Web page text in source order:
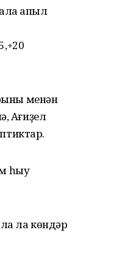
ҡапыл
менән
Ағиҙел
һыу
ла көндәр